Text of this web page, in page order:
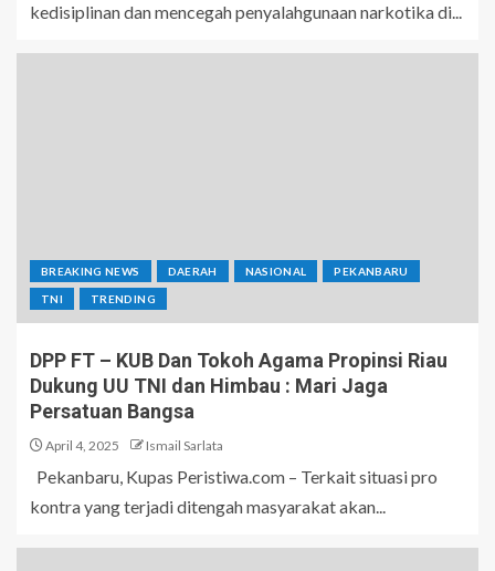
kedisiplinan dan mencegah penyalahgunaan narkotika di...
BREAKING NEWS DAERAH NASIONAL PEKANBARU
TNI TRENDING
DPP FT – KUB Dan Tokoh Agama Propinsi Riau
Dukung UU TNI dan Himbau : Mari Jaga
Persatuan Bangsa
April 4, 2025 Ismail Sarlata
Pekanbaru, Kupas Peristiwa.com – Terkait situasi pro
kontra yang terjadi ditengah masyarakat akan...